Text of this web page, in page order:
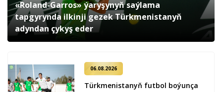
«Roland-Garros» ýaryşynyň saýlama
tapgyrynda ilkinji gezek Türkmenistanyň
adyndan çykyş eder
06.08.2026
Türkmenistanyň futbol boýunça